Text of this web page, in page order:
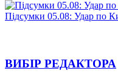
Підсумки 05.08: Удар по
ВИБІР РЕДАКТОРА